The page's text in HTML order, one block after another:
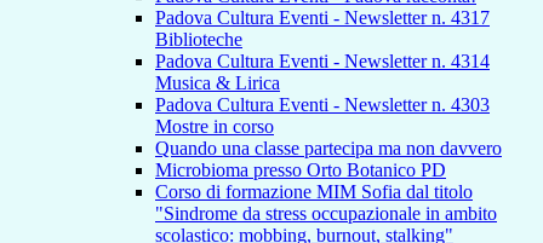
Padova Cultura Eventi - Newsletter n. 4317
Biblioteche
Padova Cultura Eventi - Newsletter n. 4314
Musica & Lirica
Padova Cultura Eventi - Newsletter n. 4303
Mostre in corso
Quando una classe partecipa ma non davvero
Microbioma presso Orto Botanico PD
Corso di formazione MIM Sofia dal titolo
"Sindrome da stress occupazionale in ambito
scolastico: mobbing, burnout, stalking"